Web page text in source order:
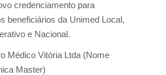
credenciamento para
beneficiários da Unimed Local,
e Nacional.
Médico Vitória Ltda (Nome
Master)